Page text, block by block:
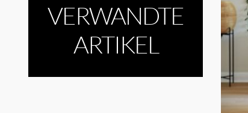
VERWANDTE
ARTIKEL